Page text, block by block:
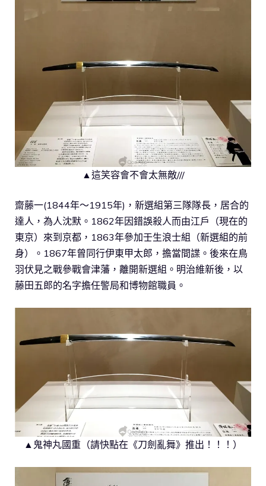
▲這笑容會不會太無敵///
齋藤一(1844年～1915年)，新選組第三隊隊長，居合的
達人，為人沈默。1862年因錯誤殺人而由江戶（現在的
東京）來到京都，1863年參加壬生浪士組（新選組的前
身）。1867年曾同行伊東甲太郎，擔當間諜。後來在鳥
羽伏見之戰參戰會津藩，離開新選組。明治維新後，以
藤田五郎的名字擔任警局和博物館職員。
▲鬼神丸國重（請快點在《刀劍亂舞》推出！！！）